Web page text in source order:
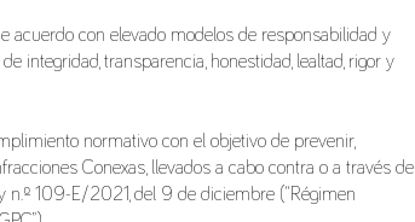
acuerdo con elevado modelos de responsabilidad y
integridad, transparencia, honestidad, lealtad, rigor y
normativo con el objetivo de prevenir,
Conexas, llevados a cabo contra o a través de
n.º 109-E/2021, del 9 de diciembre (“Régimen